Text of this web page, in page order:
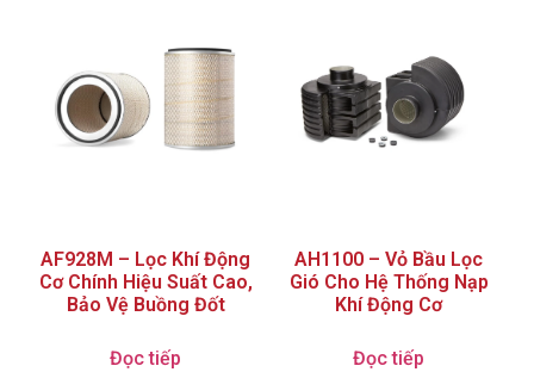
AF928M – Lọc Khí Động
Cơ Chính Hiệu Suất Cao,
Bảo Vệ Buồng Đốt
Đọc tiếp
AH1100 – Vỏ Bầu Lọc
Gió Cho Hệ Thống Nạp
Khí Động Cơ
Đọc tiếp